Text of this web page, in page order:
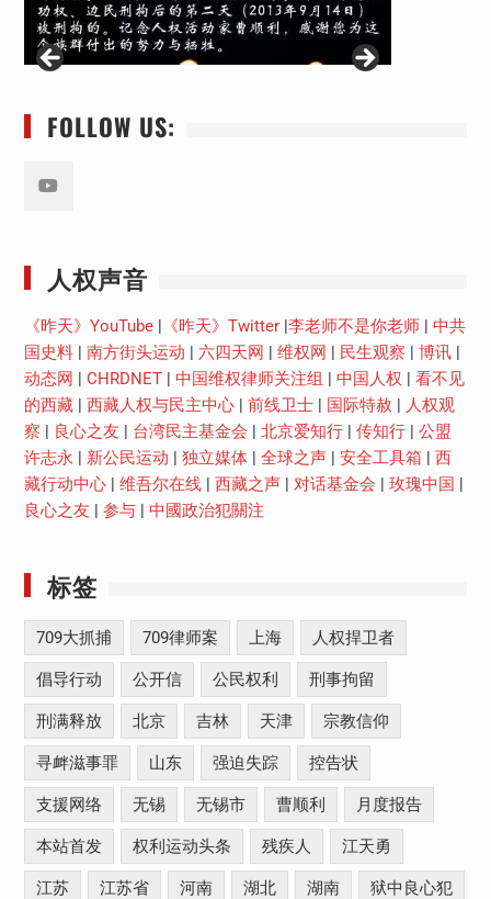
FOLLOW US:
人权声音
《昨天》YouTube| 《昨天》Twitter| 李老师不是你老师| 中共
国史料| 南方街头运动 六四天网 维权网 民生观察 博讯|
动态网
CHRDNET| 中国维权律师关注组 中国人权
看不见
的西藏| 西藏人权与民主中心| 前线卫士| 国际特赦
人权观
察
良心之友 台湾民主基金会 北京爱知行| 传知行| 公盟
许志永
新公民运动 独立媒体| 全球之声| 安全工具箱
西
藏行动中心| 维吾尔在线| 西藏之声| 对话基金会 玫瑰中国
良心之友
参与| 中國政治犯關注
标签
709大抓捕 709律师案 上海 人权捍卫者
倡导行动 公开信 公民权利 刑事拘留
刑满释放 北京 吉林 天津 宗教信仰
寻衅滋事罪 山东 强迫失踪 控告状
支援网络 无锡 无锡市 曹顺利 月度报告
本站首发 权利运动头条 残疾人 江天勇
江苏 江苏省 河南 湖北 湖南 狱中良心犯